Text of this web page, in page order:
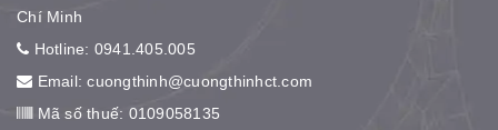
Chí Minh
Hotline: 0941.405.005
Email:cuongthinh@cuongthinhct.com
Mã số thuế: 0109058135